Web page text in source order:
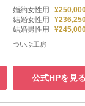
ング】みのり
婚約女性用
結婚女性用
結婚男性用
ついぶ工房
公式HPを見